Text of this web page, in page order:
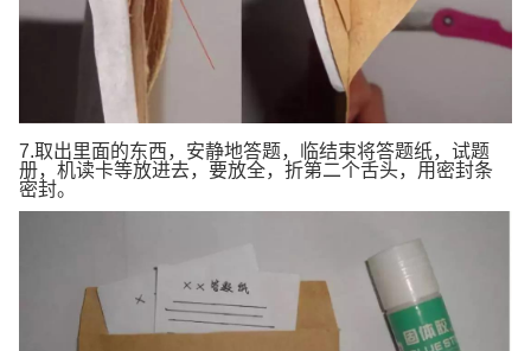
7.取出里面的东西，安静地答题，临结束将答题纸，试题
册，机读卡等放进去，要放全，折第二个舌头，用密封条
密封。